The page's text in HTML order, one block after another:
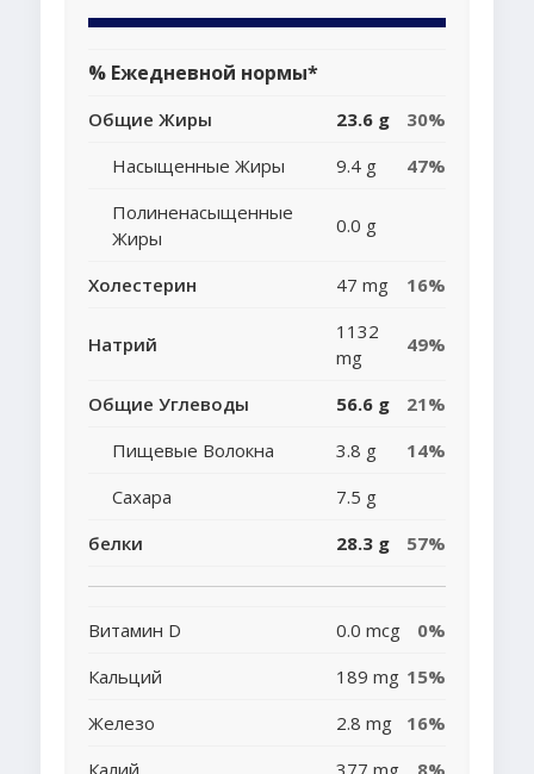
% Ежедневной нормы*
Общие Жиры 23.6 g
30%
Насыщенные Жиры
9.4 g
47%
Полиненасыщенные
Жиры
0.0 g
Холестерин 47 mg 16%
Натрий
1132
mg
49%
Общие Углеводы 56.6 g
21%
Пищевые Волокна
3.8 g
14%
Сахара
7.5 g
белки
28.3 g 57%
Витамин D 0.0 mcg
0%
Кальций
189 mg 15%
Железо
2.8 mg
16%